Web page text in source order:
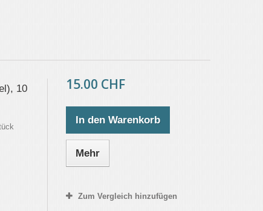
10
15.00 CHF
In den Warenkorb
Mehr
Zum Vergleich hinzufügen